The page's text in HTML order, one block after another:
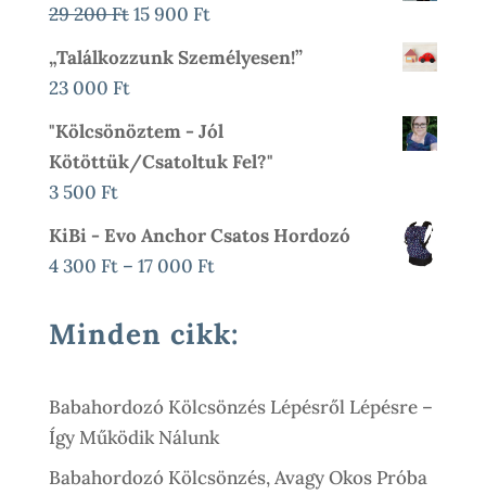
15
29 200FtOriginal
200 Ft.
15 900 FtCurrent
Price
900 Ft.
„Találkozzunk Személyesen!”
23 000 Ft
"Kölcsönöztem - Jól
Kötöttük/csatoltuk Fel?"
3 500 Ft
KiBi - Evo Anchor Csatos Hordozó
4 300 Ft – 17 000 FtÁrtartomány:
300 Ft
000 Ft
Minden cikk:
Babahordozó Kölcsönzés Lépésről Lépésre –
Így Működik Nálunk
Babahordozó Kölcsönzés, Avagy Okos Próba